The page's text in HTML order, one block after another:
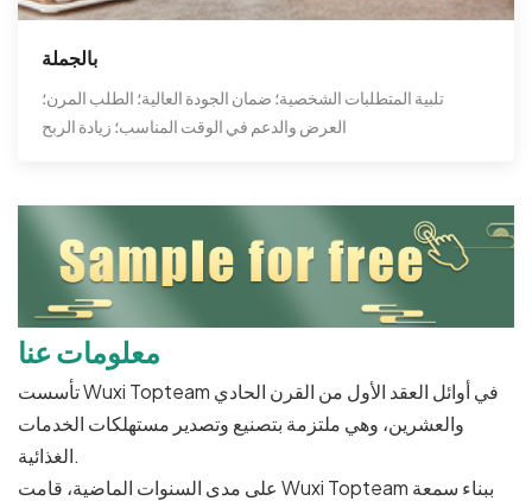
بالجملة
تلبية المتطلبات الشخصية؛ ضمان الجودة العالية؛ الطلب المرن؛
العرض والدعم في الوقت المناسب؛ زيادة الربح
معلومات عنا
تأسست Wuxi Topteam في أوائل العقد الأول من القرن الحادي
والعشرين، وهي ملتزمة بتصنيع وتصدير مستهلكات الخدمات
الغذائية.
على مدى السنوات الماضية، قامت Wuxi Topteam ببناء سمعة